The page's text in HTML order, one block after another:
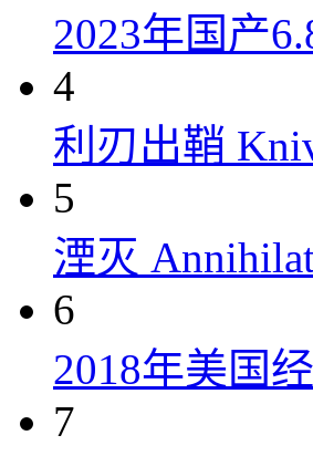
2023年国产
4
利刃出鞘
5
湮灭
6
2018年美国
7